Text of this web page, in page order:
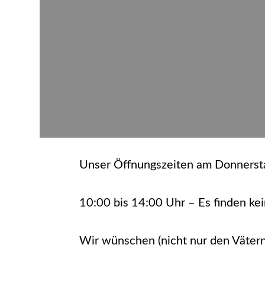
Unser Öffnungszeiten am
10:00 bis 14:00 Uhr – Es finden
Wir wünschen (nicht nur den